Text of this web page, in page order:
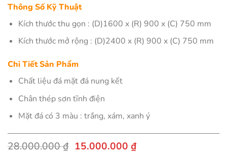
Thông Số Kỹ Thuật
Kích thước thu gọn : (D)1600 x (R) 900 x (C) 750 mm
Kích thước mở rộng : (D)2400 x (R) 900 x (C) 750 mm
Chi Tiết Sản Phẩm
Chất liệu đá mặt đá nung kết
Chân thép sơn tĩnh điện
Mặt đá có 3 màu : trắng, xám, xanh ý
28.000.000₫ Giá
15.000.000 ₫Giá